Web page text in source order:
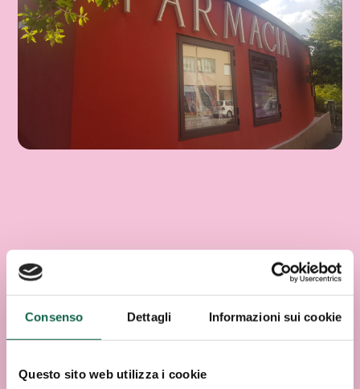
Consenso Dettagli Informazioni sui cookie
Questo sito web utilizza i cookie